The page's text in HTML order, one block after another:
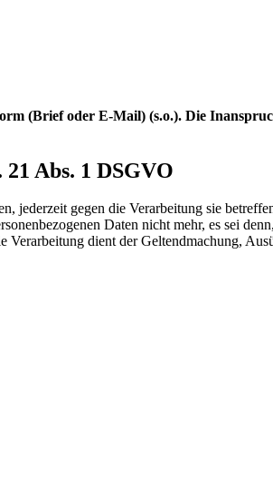
(Brief oder E-Mail) (s.o.). Die
Abs. 1 DSGVO
jederzeit gegen die Verarbeitung sie
Daten nicht mehr, es sei
dient der Geltendmachung,